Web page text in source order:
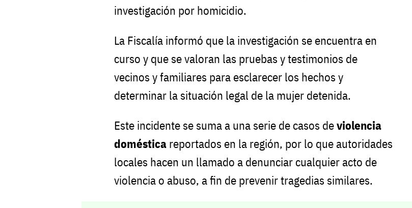
investigación por homicidio.
La Fiscalía informó que la investigación se encuentra en
curso y que se valoran las pruebas y testimonios de
vecinos y familiares para esclarecer los hechos y
determinar la situación legal de la mujer detenida.
Este incidente se suma a una serie de casos deviolencia
doméstica reportados en la región, por lo que autoridades
locales hacen un llamado a denunciar cualquier acto de
violencia o abuso, a fin de prevenir tragedias similares.